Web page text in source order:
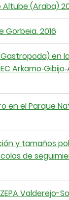
(Araba)
2016
en
en el Parque
y tamaños
de
Valderejo-